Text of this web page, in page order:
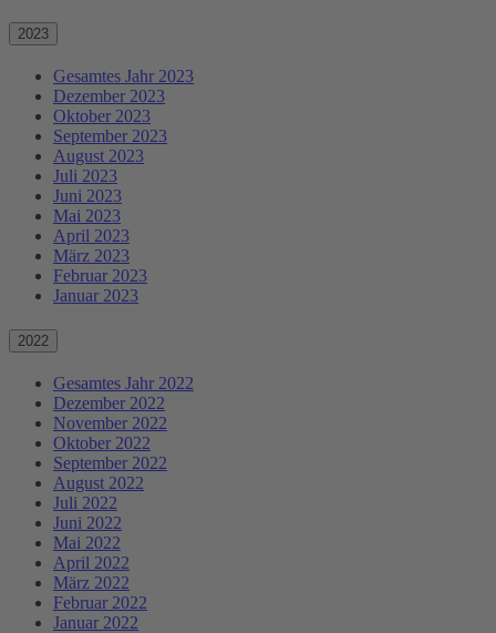
2023
Gesamtes Jahr 2023
Dezember 2023
Oktober 2023
September 2023
August 2023
Juli 2023
Juni 2023
Mai 2023
April 2023
März 2023
Februar 2023
Januar 2023
2022
Gesamtes Jahr 2022
Dezember 2022
November 2022
Oktober 2022
September 2022
August 2022
Juli 2022
Juni 2022
Mai 2022
April 2022
März 2022
Februar 2022
Januar 2022